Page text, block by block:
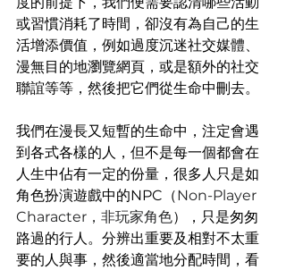
或習慣消耗了時間，卻沒有為自己的生
活增添價值，例如過度沉迷社交媒體、
漫無目的地瀏覽網頁，或是額外的社交
聯誼等等，然後把它們從生命中刪去。
我們在漫長又短暫的生命中，注定會遇
到各式各樣的人，但不是每一個都會在
人生中佔有一定的份量，很多人只是如
角色扮演遊戲中的NPC（Non-Player
Character，非玩家角色），只是匆匆
路過的行人。分辨出重要及相對不太重
要的人與事，然後適當地分配時間，看